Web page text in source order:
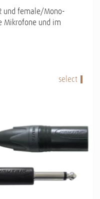
und female/Mono-
Mikrofone und im
select